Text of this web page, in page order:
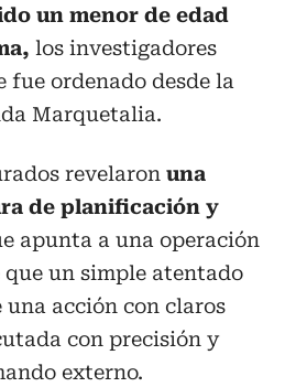
un menor de edad
los investigadores
fue ordenado desde la
Marquetalia.
revelaron una
de planificación y
apunta a una operación
que un simple atentado
una acción con claros
con precisión y
externo.